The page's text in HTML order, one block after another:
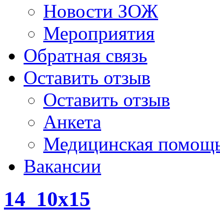
Новости ЗОЖ
Мероприятия
Обратная связь
Оставить отзыв
Оставить отзыв
Анкета
Медицинская
Вакансии
14_10x15